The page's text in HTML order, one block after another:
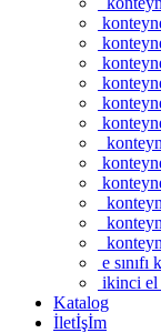
e
ikinci el
Katalog
İletİşİm